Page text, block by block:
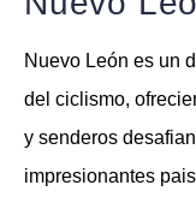
Nuevo León es un
del ciclismo,
y senderos
impresionantes